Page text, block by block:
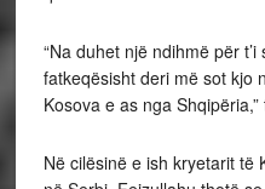
“Na duhet një ndihmë për
fatkeqësisht deri më sot kjo
Kosova e as nga
Në cilësinë e ish kryetarit të